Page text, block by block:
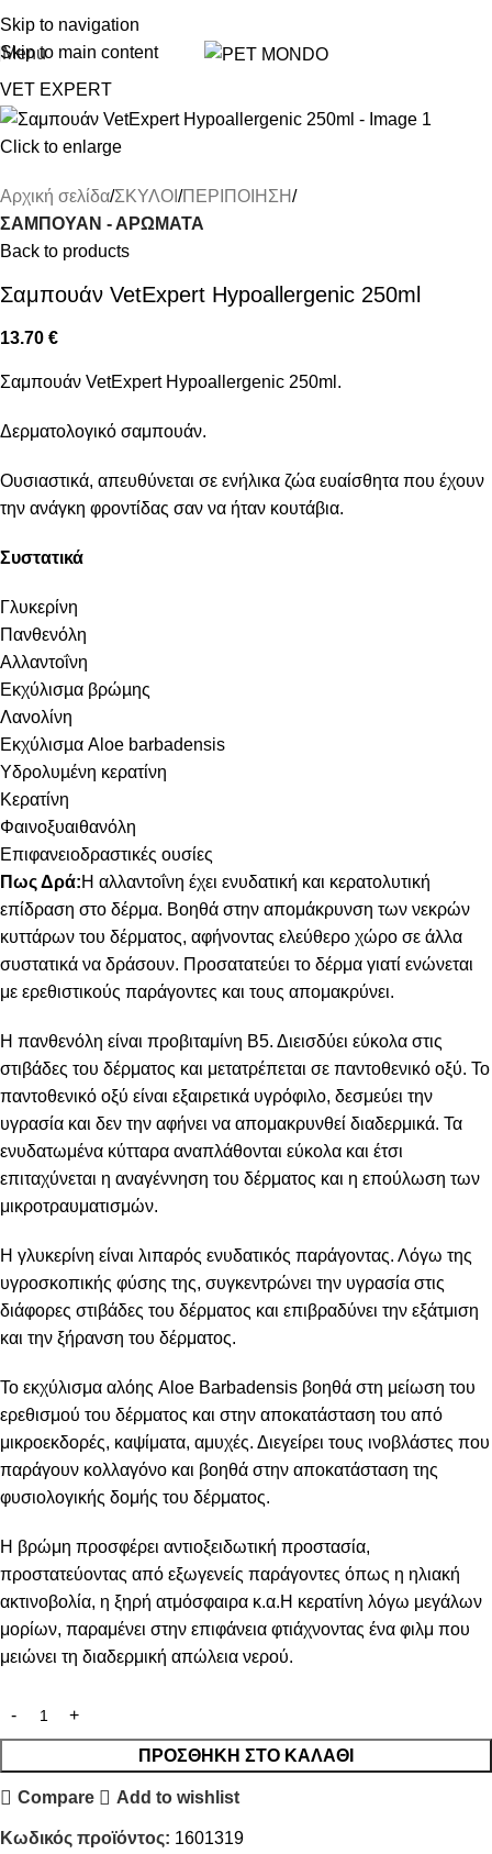
Skip to navigation
Skip to main content
ΔΩΡΕΑΝ DELIVERY ΣΤΗΝ ΠΟΛΗ ΤΗΣ ΘΕΣΣΑΛΟΝΙΚΗΣ
Menu
VET EXPERT
Click to enlarge
Αρχική σελίδα ΣΚΥΛΟΙ ΠΕΡΙΠΟΙΗΣΗ
ΣΑΜΠΟΥΑΝ - ΑΡΩΜΑΤΑ
Back to products
Σαμπουάν VetExpert Hypoallergenic 250ml
13.70 €
Σαμπουάν VetExpert Hypoallergenic 250ml.
Δερματολογικό σαμπουάν.
Ουσιαστικά, απευθύνεται σε ενήλικα ζώα ευαίσθητα που έχουν
την ανάγκη φροντίδας σαν να ήταν κουτάβια.
Συστατικά
Γλυκερίνη
Πανθενόλη
Αλλαντοΐνη
Εκχύλισµα βρώµης
Λανολίνη
Εκχύλισµα Aloe barbadensis
Υδρολυµένη κερατίνη
Κερατίνη
Φαινοξυαιθανόλη
Επιφανειοδραστικές ουσίες
Πως Δρά:Η αλλαντοΐνη έχει ενυδατική και κερατολυτική
επίδραση στο δέρμα. Βοηθά στην απομάκρυνση των νεκρών
κυττάρων του δέρματος, αφήνοντας ελεύθερο χώρο σε άλλα
συστατικά να δράσουν. Προσατατεύει το δέρμα γιατί ενώνεται
με ερεθιστικούς παράγοντες και τους απομακρύνει.
Η πανθενόλη είναι προβιταμίνη Β5. Διεισδύει εύκολα στις
στιβάδες του δέρματος και μετατρέπεται σε παντοθενικό οξύ. Το
παντοθενικό οξύ είναι εξαιρετικά υγρόφιλο, δεσμεύει την
υγρασία και δεν την αφήνει να απομακρυνθεί διαδερμικά. Τα
ενυδατωμένα κύτταρα αναπλάθονται εύκολα και έτσι
επιταχύνεται η αναγέννηση του δέρματος και η επούλωση των
μικροτραυματισμών.
Η γλυκερίνη είναι λιπαρός ενυδατικός παράγοντας. Λόγω της
υγροσκοπικής φύσης της, συγκεντρώνει την υγρασία στις
διάφορες στιβάδες του δέρματος και επιβραδύνει την εξάτμιση
και την ξήρανση του δέρματος.
Το εκχύλισμα αλόης Aloe Barbadensis βοηθά στη μείωση του
ερεθισμού του δέρματος και στην αποκατάσταση του από
μικροεκδορές, καψίματα, αμυχές. Διεγείρει τους ινοβλάστες που
παράγουν κολλαγόνο και βοηθά στην αποκατάσταση της
φυσιολογικής δομής του δέρματος.
Η βρώμη προσφέρει αντιοξειδωτική προστασία,
προστατεύοντας από εξωγενείς παράγοντες όπως η ηλιακή
ακτινοβολία, η ξηρή ατμόσφαιρα κ.α.Η κερατίνη λόγω μεγάλων
μορίων, παραμένει στην επιφάνεια φτιάχνοντας ένα φιλμ που
μειώνει τη διαδερμική απώλεια νερού.
ΠΡΟΣΘΉΚΗ ΣΤΟ ΚΑΛΆΘΙ
Compare Add to wishlist
Κωδικός προϊόντος: 1601319